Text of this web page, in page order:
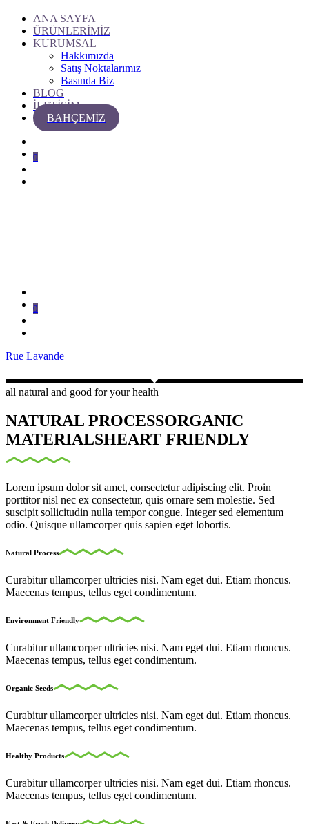
ANA SAYFA
ÜRÜNLERİMİZ
KURUMSAL
Hakkımızda
Satış Noktalarımız
Basında Biz
BLOG
İLETİŞİM
BAHÇEMİZ
0
0
Rue Lavande
all natural and good for your health
NATURAL PROCESSORGANIC
MATERIALSHEART FRIENDLY
Lorem ipsum dolor sit amet, consectetur adipiscing elit. Proin
porttitor nisl nec ex consectetur, quis ornare sem molestie. Sed
suscipit sollicitudin nulla tempor congue. Integer sed elementum
odio. Quisque ullamcorper quis sapien eget lobortis.
Natural Process
Curabitur ullamcorper ultricies nisi. Nam eget dui. Etiam rhoncus.
Maecenas tempus, tellus eget condimentum.
Environment Friendly
Curabitur ullamcorper ultricies nisi. Nam eget dui. Etiam rhoncus.
Maecenas tempus, tellus eget condimentum.
Organic Seeds
Curabitur ullamcorper ultricies nisi. Nam eget dui. Etiam rhoncus.
Maecenas tempus, tellus eget condimentum.
Healthy Products
Curabitur ullamcorper ultricies nisi. Nam eget dui. Etiam rhoncus.
Maecenas tempus, tellus eget condimentum.